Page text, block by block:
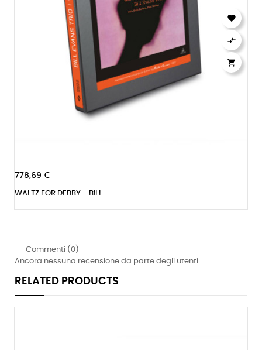
778,69 €
WALTZ FOR DEBBY - BILL...



Commenti (0)
Ancora nessuna recensione da parte degli utenti.
RELATED PRODUCTS